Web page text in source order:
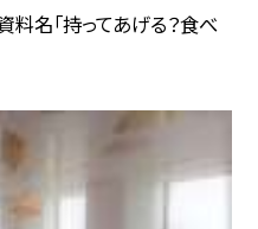
料名「持ってあげる？食べ